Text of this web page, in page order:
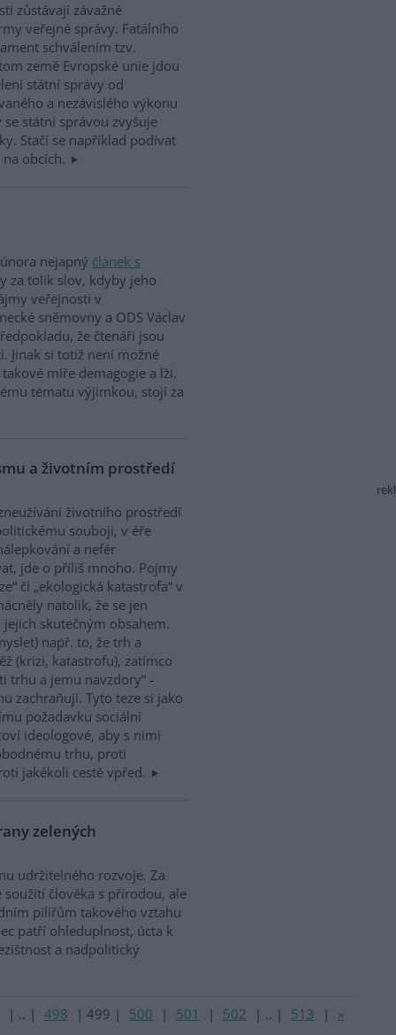
zůstávají závažné
veřejné správy. Fatálního
schválením tzv.
země Evropské unie jdou
státní správy od
a nezávislého výkonu
státní správou zvyšuje
Stačí se například podívat
obcích.
nejapný článek s
za tolik slov, kdyby jeho
veřejnosti v
sněmovny a ODS Václav
že čtenáři jsou
Jinak si totiž není možné
míře demagogie a lži.
tématu výjimkou, stojí za
a životním prostředí
životního prostředí
souboji, v éře
a nefér
jde o příliš mnoho. Pojmy
či „ekologická katastrofa“ v
natolik, že se jen
skutečným obsahem.
např. to, že trh a
(krizi, katastrofu), zatímco
trhu a jemu navzdory“ -
zachraňují. Tyto teze si jako
požadavku sociální
ideologové, aby s nimi
trhu, proti
jakékoli cestě vpřed.
zelených
udržitelného rozvoje. Za
člověka s přírodou, ale
pilířům takového vztahu
patří ohleduplnost, úcta k
a nadpolitický
| .. | 498 | 499 | 500 | 501 | 502 | .. | 513 | »